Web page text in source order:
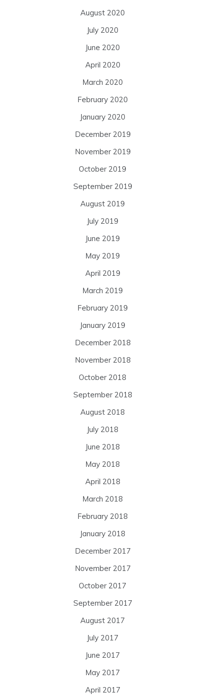
August 2020
July 2020
June 2020
April 2020
March 2020
February 2020
January 2020
December 2019
November 2019
October 2019
September 2019
August 2019
July 2019
June 2019
May 2019
April 2019
March 2019
February 2019
January 2019
December 2018
November 2018
October 2018
September 2018
August 2018
July 2018
June 2018
May 2018
April 2018
March 2018
February 2018
January 2018
December 2017
November 2017
October 2017
September 2017
August 2017
July 2017
June 2017
May 2017
April 2017